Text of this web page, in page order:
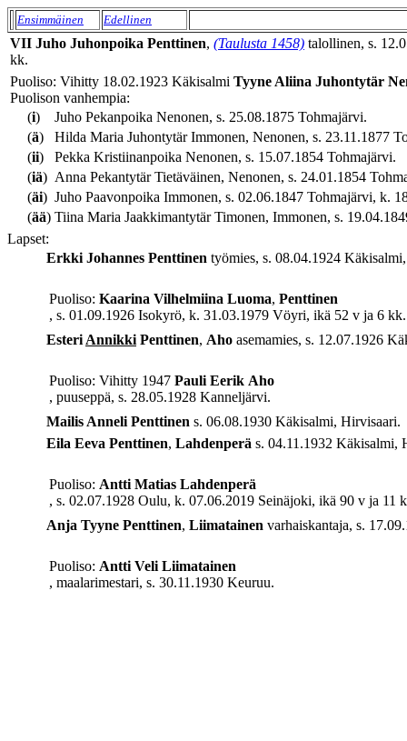
Ensimmäinen Edellinen
VII Juho Juhonpoika Penttinen, (Taulusta 1458) talollinen, s.
kk.
Puoliso: Vihitty 18.02.1923 Käkisalmi Tyyne Aliina Juhontytär
Puolison vanhempia:
(i)
Juho Pekanpoika Nenonen, s. 25.08.1875 Tohmajärvi.
(ä)
Hilda Maria Juhontytär Immonen, Nenonen, s. 23.11.1877
(ii)
Pekka Kristiinanpoika Nenonen, s. 15.07.1854 Tohmajärvi.
(iä) Anna Pekantytär Tietäväinen, Nenonen, s. 24.01.1854
(äi) Juho Paavonpoika Immonen, s. 02.06.1847 Tohmajärvi, k.
(ää) Tiina Maria Jaakkimantytär Timonen, Immonen, s.
Lapset:
Erkki Johannes Penttinen työmies, s. 08.04.1924
Puoliso: Kaarina Vilhelmiina Luoma, Penttinen
, s. 01.09.1926 Isokyrö, k. 31.03.1979 Vöyri, ikä 52 v ja 6 kk.
Esteri Annikki Penttinen, Aho asemamies, s. 12.07.1926
Puoliso: Vihitty 1947 Pauli Eerik Aho
, puuseppä, s. 28.05.1928 Kanneljärvi.
Mailis Anneli Penttinen s. 06.08.1930 Käkisalmi, Hirvisaari.
Eila Eeva Penttinen, Lahdenperä s. 04.11.1932 Käkisalmi,
Puoliso: Antti Matias Lahdenperä
, s. 02.07.1928 Oulu, k. 07.06.2019 Seinäjoki, ikä 90 v ja 11
Anja Tyyne Penttinen, Liimatainen varhaiskantaja, s.
Puoliso: Antti Veli Liimatainen
, maalarimestari, s. 30.11.1930 Keuruu.